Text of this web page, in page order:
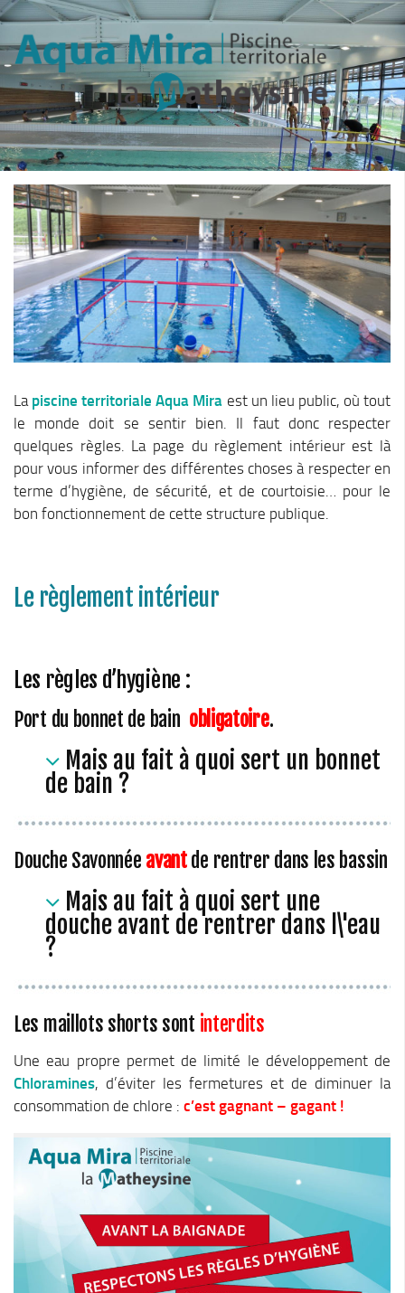
La piscine territoriale Aqua Mira est un lieu public, où tout
le monde doit se sentir bien. Il faut donc respecter
quelques règles. La page du règlement intérieur est là
pour vous informer des différentes choses à respecter en
terme d’hygiène, de sécurité, et de courtoisie… pour le
bon fonctionnement de cette structure publique.
Le règlement intérieur
Les règles d’hygiène :
Port du bonnet de bain obligatoire.
Mais au fait à quoi sert un bonnet
de bain ?
Douche Savonnée avantde rentrer dans les bassin
Mais au fait à quoi sert une
douche avant de rentrer dans l\'eau
?
Les maillots shorts sont interdits
Une eau propre permet de limité le développement de
Chloramines, d’éviter les fermetures et de diminuer la
consommation de chlore : c’est gagnant – gagant !